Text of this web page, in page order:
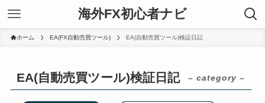
海外FX初心者ナビ
ホーム EA(FX自動売買ツール) EA(自動売買ツール)検証日記
EA(自動売買ツール)検証日記 – category –